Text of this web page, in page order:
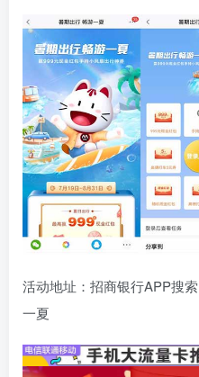
活动地址：招商银行APP搜
一夏